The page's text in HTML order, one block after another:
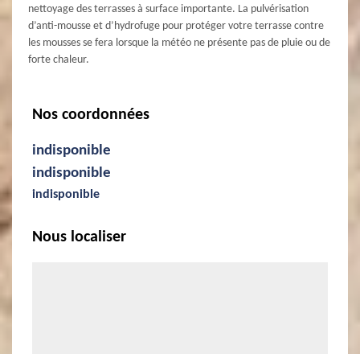
nettoyage des terrasses à surface importante. La pulvérisation
d’anti-mousse et d’hydrofuge pour protéger votre terrasse contre
les mousses se fera lorsque la météo ne présente pas de pluie ou de
forte chaleur.
Nos coordonnées
indisponible
indisponible
indisponible
Nous localiser